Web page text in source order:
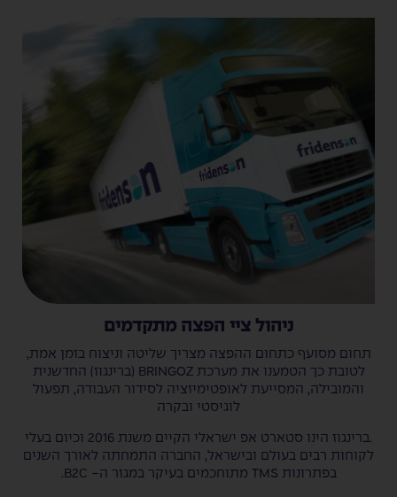
שימת דגש ודיוק עד הפרט הכי הקטן. מפאת כך הטמענו
בפרידנזון מערכות מתקדמות לניהול מלאי, תפעול שרשרת
אספקה וניהול רצפת מחסן.
המערכות הייחודיות ניתנות להטמעה בצורה מודולרית לפי
צרכי החברה, מתממשקת לכל סוגי תוכנות המידע של הארגון
ובכך שומרת על הסדר בארגון הלוגיסטי. בנוסף, המרכזים
הלוגיסטיים שלנו פועלים בין השאר בטכנולוגיה מתקדמת של
אוטומציה מלאה בעלי מערך רובוטיקה של עגורנים ומסועים
ללא כניסת אדם, כל זאת במטרה לדייק ולמנוע טעויות אנוש.
ניהול ציי הפצה מתקדמים
תחום מסועף כתחום ההפצה מצריך שליטה וניצוח בזמן אמת,
לטובת כך הטמענו את מערכת BRINGOZ (ברינגוז) החדשנית
והמובילה, המסייעת לאופטימיזציה לסידור העבודה, תפעול
לוגיסטי ובקרה
.ברינגוז הינו סטארט אפ ישראלי הקיים משנת 2016 וכיום בעלי
לקוחות רבים בעולם ובישראל, החברה התמחתה לאורך השנים
בפתרונות TMS מתוחכמים בעיקר במגזר ה- B2C.